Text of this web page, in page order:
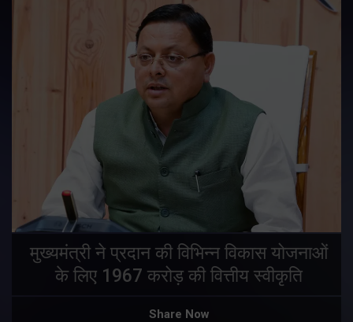
मुख्यमंत्री ने प्रदान की विभिन्न विकास योजनाओं
के लिए 1967 करोड़ की वित्तीय स्वीकृति
Share Now